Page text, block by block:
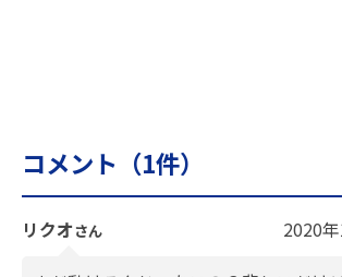
コメント（1件）
リクオさん 2020年